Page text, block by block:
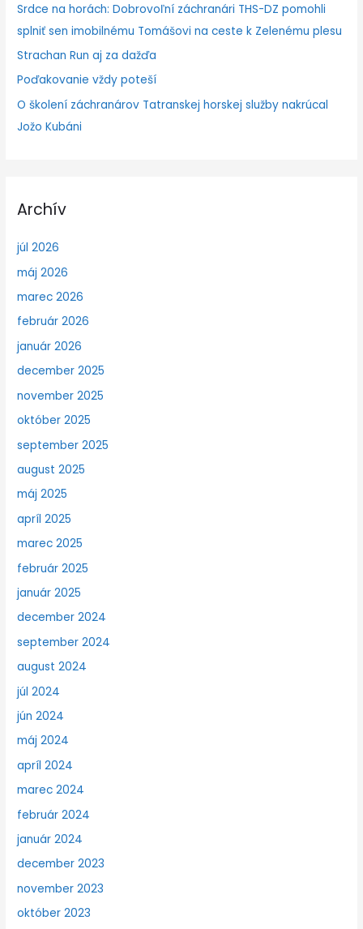
:Srdce na horách: Dobrovoľní záchranári THS-DZ pomohli
splniť sen imobilnému Tomášovi na ceste k Zelenému plesu
Strachan Run aj za dažďa
Poďakovanie vždy poteší
O školení záchranárov Tatranskej horskej služby nakrúcal
Jožo Kubáni
Archív
júl 2026
máj 2026
marec 2026
február 2026
január 2026
december 2025
november 2025
október 2025
september 2025
august 2025
máj 2025
apríl 2025
marec 2025
február 2025
január 2025
december 2024
september 2024
august 2024
júl 2024
jún 2024
máj 2024
apríl 2024
marec 2024
február 2024
január 2024
december 2023
november 2023
október 2023